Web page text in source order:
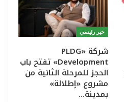
خبر رئيسي
شركة «PLDG
Development» تفتح باب
الحجز للمرحلة الثانية من
مشروع «إطلالة»
بمدينة…